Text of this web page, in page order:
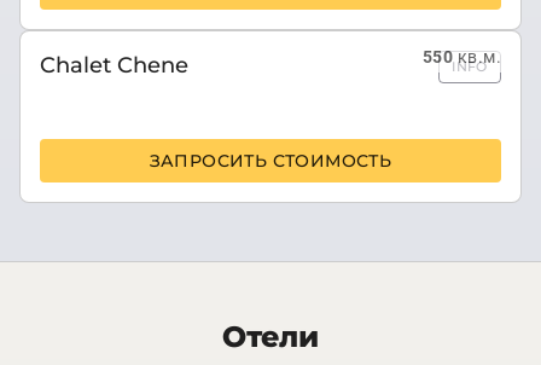
550кв.м.
Chalet Chene INFO
ЗАПРОСИТЬ СТОИМОСТЬ
Отели